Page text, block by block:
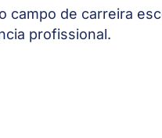
campo de carreira
profissional.